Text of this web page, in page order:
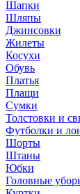
Шапки
Шляпы
Джинсовки
Жилеты
Косухи
Обувь
Платья
Плащи
Сумки
Толстовки и
Футболки и
Шорты
Штаны
Юбки
Головные